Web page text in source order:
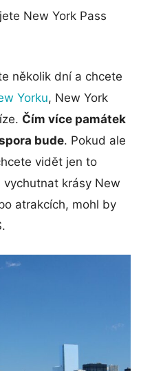
New York Pass
několik dní a chcete
Yorku, New York
Čím více památek
bude. Pokud ale
vidět jen to
krásy New
atrakcích, mohl by